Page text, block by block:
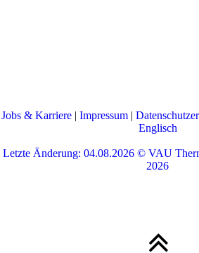
Jobs & Karriere | Impressum |
Englisch
Letzte Änderung: 04.08.2026 © VAU
2026